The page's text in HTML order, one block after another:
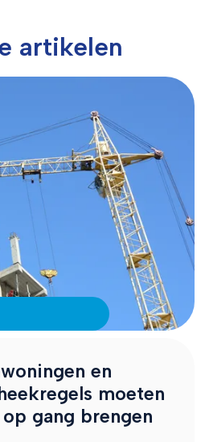
artikelen
en
moeten
gang brengen